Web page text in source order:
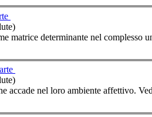
parte
nel complesso universo psicologico individuale. Il
accade nel loro ambiente affettivo.